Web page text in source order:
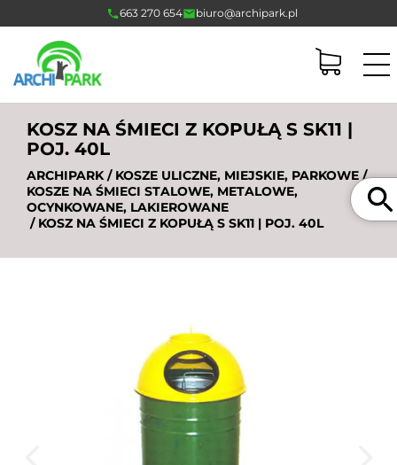
663 270 654 biuro@archipark.pl
KOSZ NA ŚMIECI Z KOPUŁĄ S SK11 |
POJ. 40L
ARCHIPARK/ KOSZE ULICZNE, MIEJSKIE, PARKOWE /
KOSZE NA ŚMIECI STALOWE, METALOWE,
OCYNKOWANE, LAKIEROWANE
/ KOSZ NA ŚMIECI Z KOPUŁĄ S SK11 | POJ. 40L
Szukaj